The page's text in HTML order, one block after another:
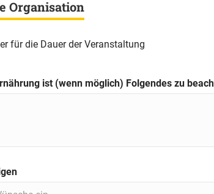
Organisation
für die Dauer der Veranstaltung
ist (wenn möglich) Folgendes zu